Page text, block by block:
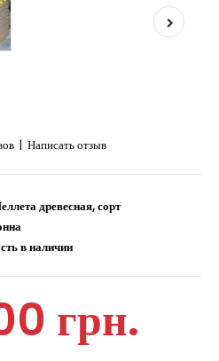
| Написать отзыв
древесная, сорт
в наличии
грн.